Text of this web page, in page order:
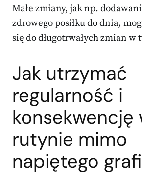
Małe zmiany, jak np.
zdrowego posiłku do dnia,
się do długotrwałych zmian w
Jak utrzymać
regularność i
konsekwencję
rutynie mimo
napiętego